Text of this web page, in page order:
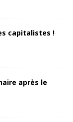
capitalistes !
après le